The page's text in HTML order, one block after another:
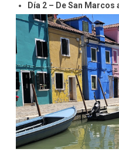
Día 2 – De San Marcos